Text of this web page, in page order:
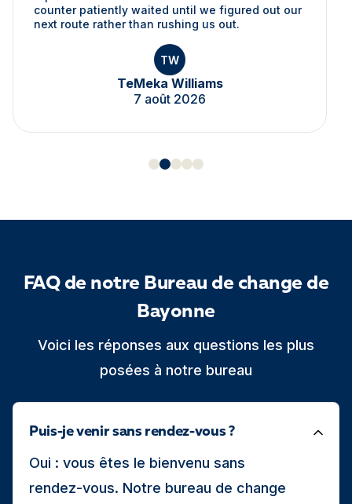
counter patiently waited until we figured out our
next route rather than rushing us out.
TW
TeMeka Williams
7 août 2026
FAQ de notre Bureau de change de
Bayonne
Voici les réponses aux questions les plus
posées à notre bureau
Puis-je venir sans rendez-vous ?
Oui : vous êtes le bienvenu sans
rendez-vous. Notre bureau de change